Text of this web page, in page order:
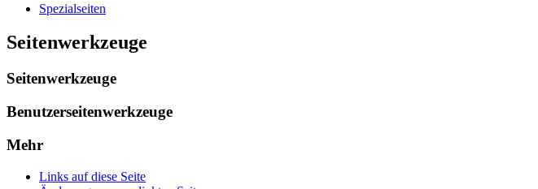
Spezialseiten
Seitenwerkzeuge
Seitenwerkzeuge
Benutzerseitenwerkzeuge
Mehr
Links auf diese Seite